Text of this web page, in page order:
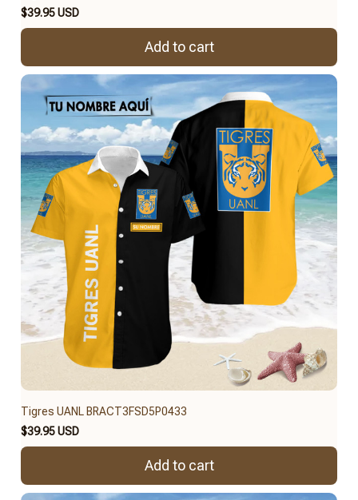
$39.95 USD
Add to cart
Tigres UANL BRACT3FSD5P0433
$39.95 USD
Add to cart